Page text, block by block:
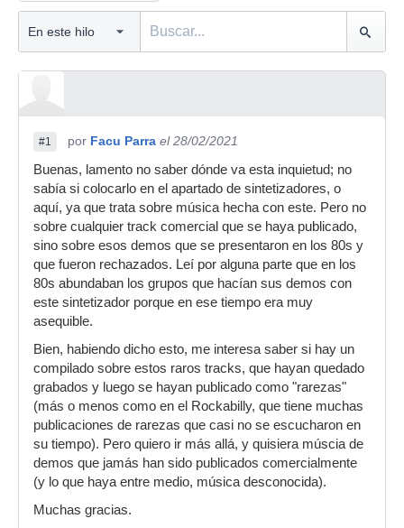
#1 por Facu Parra el 28/02/2021
Buenas, lamento no saber dónde va esta inquietud; no
sabía si colocarlo en el apartado de sintetizadores, o
aquí, ya que trata sobre música hecha con este. Pero no
sobre cualquier track comercial que se haya publicado,
sino sobre esos demos que se presentaron en los 80s y
que fueron rechazados. Leí por alguna parte que en los
80s abundaban los grupos que hacían sus demos con
este sintetizador porque en ese tiempo era muy
asequible.
Bien, habiendo dicho esto, me interesa saber si hay un
compilado sobre estos raros tracks, que hayan quedado
grabados y luego se hayan publicado como "rarezas"
(más o menos como en el Rockabilly, que tiene muchas
publicaciones de rarezas que casi no se escucharon en
su tiempo). Pero quiero ir más allá, y quisiera múscia de
demos que jamás han sido publicados comercialmente
(y lo que haya entre medio, música desconocida).
Muchas gracias.